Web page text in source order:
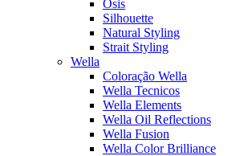
Osis
Silhouette
Natural Styling
Strait Styling
Wella
Coloração Wella
Wella Tecnicos
Wella Elements
Wella Oil Reflections
Wella Fusion
Wella Color Brilliance